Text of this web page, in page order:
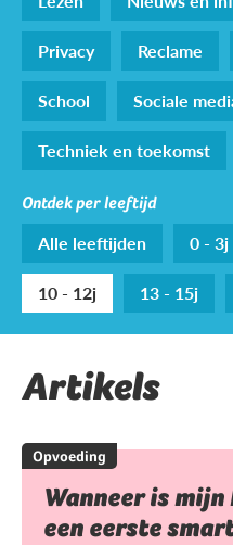
Privacy
Reclame
School
Sociale
Techniek en toekomst
Ontdek per leeftijd
Alle leeftijden 0 - 3j
10 - 12j
13 - 15j
Artikels
Opvoeding
Wanneer is
een eerste